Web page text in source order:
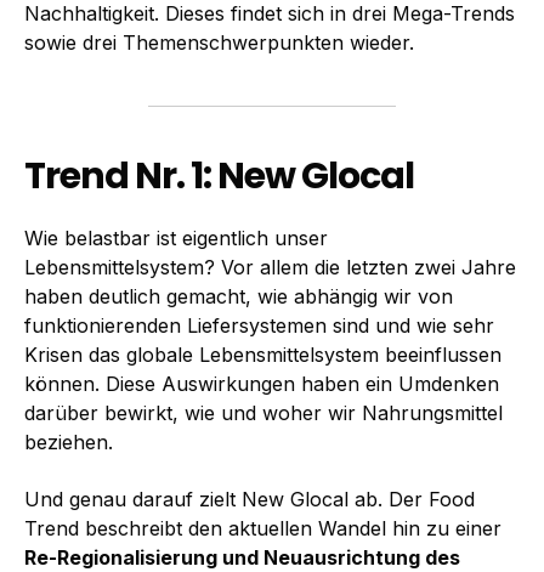
Nachhaltigkeit. Dieses findet sich in drei Mega-Trends
sowie drei Themenschwerpunkten wieder.
Trend Nr. 1: New Glocal
Wie belastbar ist eigentlich unser
Lebensmittelsystem? Vor allem die letzten zwei Jahre
haben deutlich gemacht, wie abhängig wir von
funktionierenden Liefersystemen sind und wie sehr
Krisen das globale Lebensmittelsystem beeinflussen
können. Diese Auswirkungen haben ein Umdenken
darüber bewirkt, wie und woher wir Nahrungs­mittel
beziehen.
Und genau darauf zielt New Glocal ab. Der Food
Trend beschreibt den aktuellen Wandel hin zu einer
Re-Regionalisierung und Neuausrichtung des